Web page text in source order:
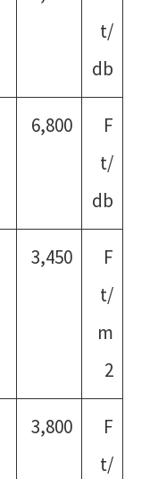
t/
db
6,800
F
t/
db
3,450
F
t/
m
2
3,800
F
t/